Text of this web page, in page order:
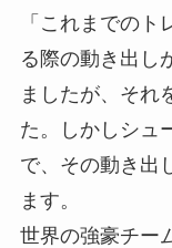
「これまでの
る際の動き出し
ましたが、それ
た。しかしシュ
で、その動き出
ます。
世界の強豪チー